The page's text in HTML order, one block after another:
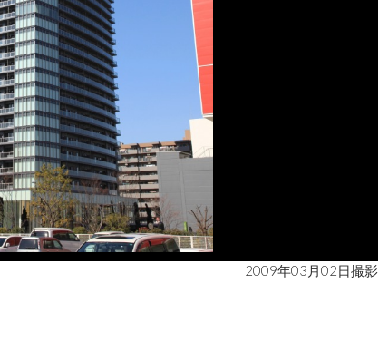
2009年03月02日撮影